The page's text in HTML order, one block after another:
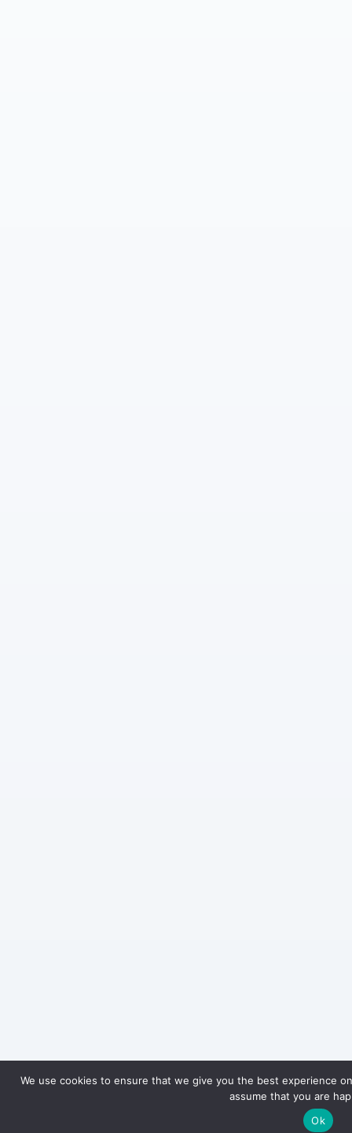
We use cookies to ensure that we give you the best experience
assume that you are
Ok